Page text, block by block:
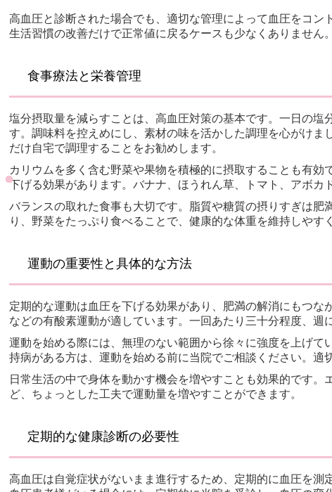
高血圧と診断された場合でも、適切な管理によって血圧をコン
生活習慣の改善だけで正常値に戻るケースも少なくありません。
食事療法と栄養管理
塩分摂取量を減らすことは、高血圧対策の基本です。一日の
す。調味料を控えめにし、素材の味を活かした調理を心がけ
だけ自宅で調理することをお勧めします。
カリウムを多く含む野菜や果物を積極的に摂取することも有
下げる効果があります。バナナ、ほうれん草、トマト、アボカ
バランスの取れた食事も大切です。脂質や糖質の摂りすぎは
り、野菜をたっぷり食べることで、健康的な体重を維持しやす
運動の重要性と具体的な方法
定期的な運動は血圧を下げる効果があり、肥満の解消にもつ
などの有酸素運動が適しています。一回あたり三十分程度、週
運動を始める際には、無理のない範囲から徐々に強度を上げ
持病がある方は、運動を始める前に当院でご相談ください。適
日常生活の中で身体を動かす機会を増やすことも効果的です
ど、ちょっとした工夫で運動量を増やすことができます。
定期的な健康診断の必要性
高血圧は自覚症状がないまま進行するため、定期的に血圧を